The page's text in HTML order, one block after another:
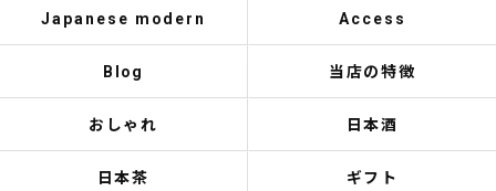
Japanese modern Access
Blog 当店の特徴
おしゃれ 日本酒
日本茶 ギフト